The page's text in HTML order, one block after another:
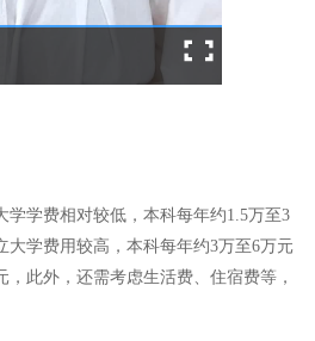
学学费相对较低，本科每年约1.5万至3
大学费用较高，本科每年约3万至6万元
，此外，还需考虑生活费、住宿费等，